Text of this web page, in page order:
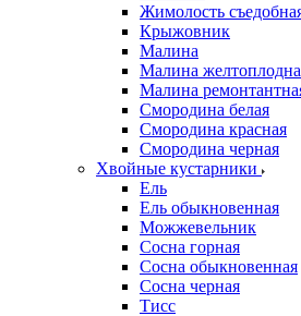
Жимолость
Крыжовник
Малина
Малина
Малина
Смородина белая
Смородина красная
Смородина черная
Хвойные кустарники
Ель
Ель обыкновенная
Можжевельник
Сосна горная
Сосна обыкновенная
Сосна черная
Тисс